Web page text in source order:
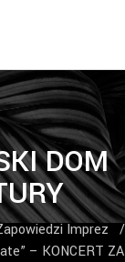
DOM
Imprez/
– KONCERT